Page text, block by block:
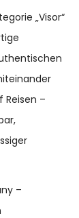
„Visor“
Reisen –
–